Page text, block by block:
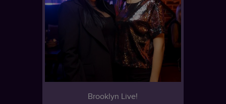
Brooklyn Live!